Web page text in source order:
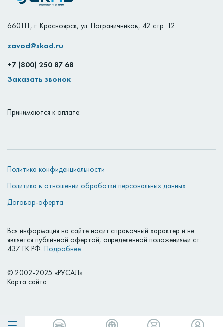
660111 , г. Красноярск, ул. Пограничников, 42 стр. 12
zavod@skad.ru
+7 (800) 250 87 68
Заказать звонок
Принимаются к оплате:
© 2002-2025 «РУСАЛ»
Карта сайта
Политика конфиденциальности
Политика в отношении обработки персональных данных
Договор-оферта
Вся информация на сайте носит справочный характер и не
является публичной офертой, определенной положениями ст.
437 ГК РФ. Подробнее